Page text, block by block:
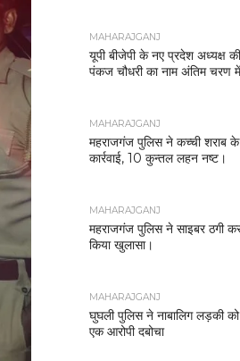
MAHARAJGANJ
यूपी बीजेपी के नए प्रदेश अध्यक्ष
पंकज चौधरी का नाम अंतिम चरण
MAHARAJGANJ
महराजगंज पुलिस ने कच्ची शराब
कार्रवाई, 10 कुन्तल लहन नष्ट।
MAHARAJGANJ
महराजगंज पुलिस ने साइबर ठगी
किया खुलासा।
MAHARAJGANJ
घुघली पुलिस ने नाबालिग लड़की
एक आरोपी दबोचा